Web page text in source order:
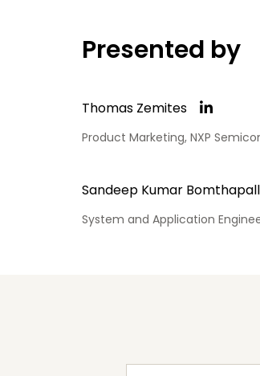
Presented by
Thomas Zemites
Product Marketing, NXP
Sandeep Kumar
System and Application